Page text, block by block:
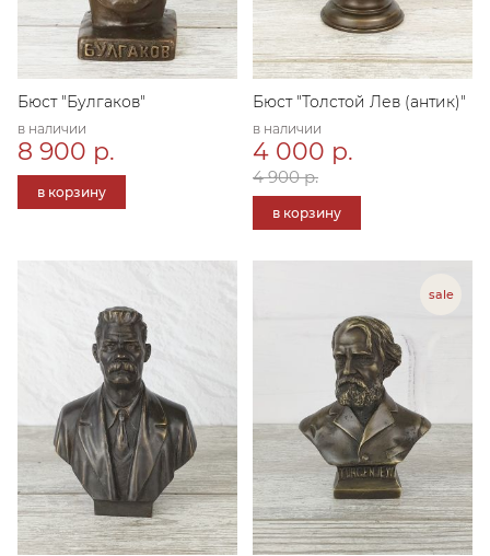
Бюст "Булгаков"
в наличии
8 900 р.
в корзину
Бюст "Толстой Лев (антик)"
в наличии
4 000 р.
4 900 р.
в корзину